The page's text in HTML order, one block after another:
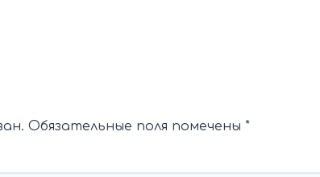
Обязательные поля помечены *